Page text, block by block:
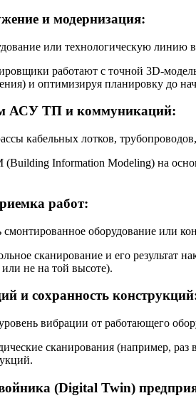
и модернизация:
или технологическую
работают с точной 3D-
и оптимизируя планировку до
АСУ ТП и коммуникаций:
кабельных лотков,
(Building Information Modeling) на
работ:
смонтированное оборудование или
сканирование и его результат
не на той высоте).
и сохранность
вибрации от работающего
сканирования (например,
(Digital Twin)